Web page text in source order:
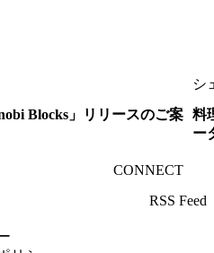
Blocks」リリースのご案
シ
料
ー
CONNECT
RSS Feed